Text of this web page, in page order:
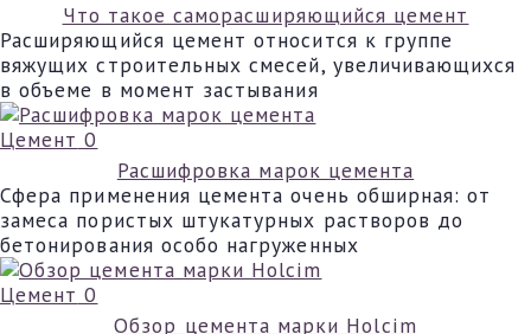
Что такое саморасширяющийся цемент
Расширяющийся цемент относится к группе
вяжущих строительных смесей, увеличивающихся
в объеме в момент застывания
Цемент 0
Расшифровка марок цемента
Сфера применения цемента очень обширная: от
замеса пористых штукатурных растворов до
бетонирования особо нагруженных
Цемент 0
Обзор цемента марки Holcim